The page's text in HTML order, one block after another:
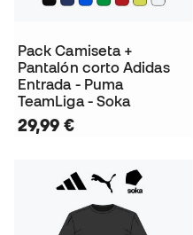
Pack Camiseta +
Pantalón corto Adidas
Entrada - Puma
TeamLiga - Soka
29,99 €